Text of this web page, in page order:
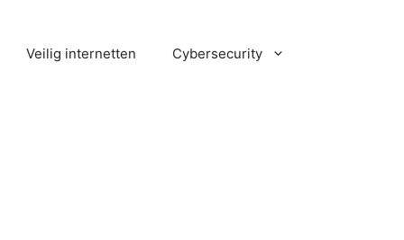
Veilig internetten Cybersecurity